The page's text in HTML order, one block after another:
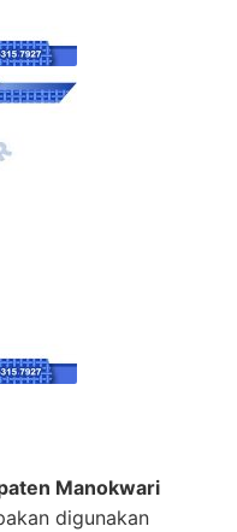
Manokwari
digunakan